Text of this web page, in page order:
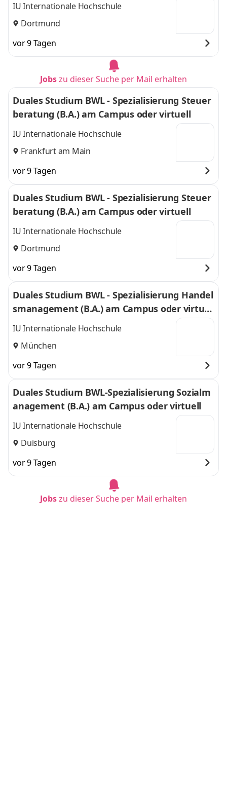
IU Internationale Hochschule
Dortmund
vor 9 Tagen
Jobszu dieser Suche per Mail erhalten
Duales Studium BWL - Spezialisierung Steuer
beratung (B.A.) am Campus oder virtuell
IU Internationale Hochschule
Frankfurt am Main
vor 9 Tagen
Duales Studium BWL - Spezialisierung Steuer
beratung (B.A.) am Campus oder virtuell
IU Internationale Hochschule
Dortmund
vor 9 Tagen
Duales Studium BWL - Spezialisierung Handel
smanagement (B.A.) am Campus oder virtuel
l
IU Internationale Hochschule
München
vor 9 Tagen
Duales Studium BWL-Spezialisierung Sozialm
anagement (B.A.) am Campus oder virtuell
IU Internationale Hochschule
Duisburg
vor 9 Tagen
Jobszu dieser Suche per Mail erhalten